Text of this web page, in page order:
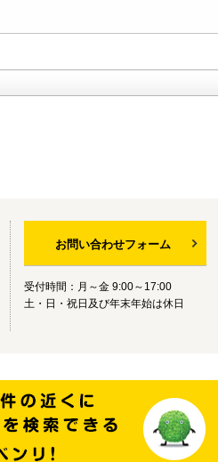
お問い合わせフォーム
受付時間：月～金 9:00～17:00
土・日・祝日及び年末年始は休日